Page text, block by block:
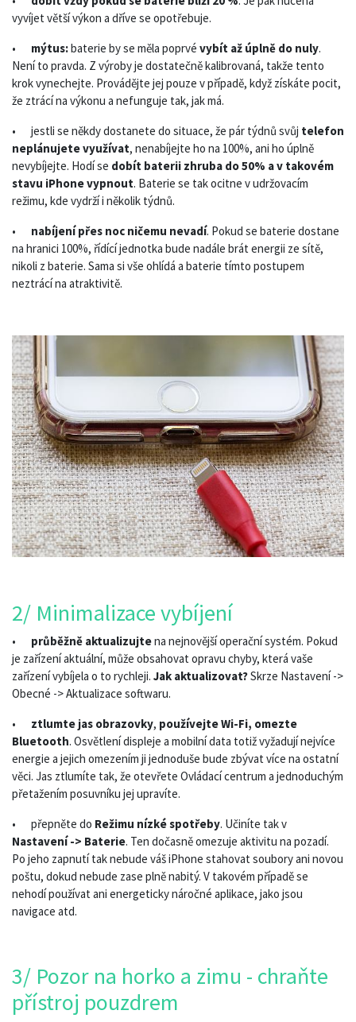
vyvíjet větší výkon a dříve se opotřebuje.
•
mýtus:baterie by se měla poprvé vybít až úplně do nuly.
Není to pravda. Z výroby je dostatečně kalibrovaná, takže tento
krok vynechejte. Provádějte jej pouze v případě, když získáte pocit,
že ztrácí na výkonu a nefunguje tak, jak má.
•
jestli se někdy dostanete do situace, že pár týdnů svůj telefon
neplánujete využívat, nenabíjejte ho na 100%, ani ho úplně
nevybíjejte. Hodí se dobít baterii zhruba do 50% a v takovém
stavu iPhone vypnout. Baterie se tak ocitne v udržovacím
režimu, kde vydrží i několik týdnů.
•
nabíjení přes noc ničemu nevadí. Pokud se baterie dostane
na hranici 100%, řídící jednotka bude nadále brát energii ze sítě,
nikoli z baterie. Sama si vše ohlídá a baterie tímto postupem
neztrácí na atraktivitě.
2/ Minimalizace vybíjení
• průběžně aktualizujtena nejnovější operační systém. Pokud
je zařízení aktuální, může obsahovat opravu chyby, která vaše
zařízení vybíjela o to rychleji. Jak aktualizovat?Skrze Nastavení ->
Obecné -> Aktualizace softwaru.
•
ztlumte jas obrazovky, používejte Wi-Fi, omezte
Bluetooth. Osvětlení displeje a mobilní data totiž vyžadují nejvíce
energie a jejich omezením ji jednoduše bude zbývat více na ostatní
věci. Jas ztlumíte tak, že otevřete Ovládací centrum a jednoduchým
přetažením posuvníku jej upravíte.
•
přepněte do Režimu nízké spotřeby. Učiníte tak v
Nastavení -> Baterie. Ten dočasně omezuje aktivitu na pozadí.
Po jeho zapnutí tak nebude váš iPhone stahovat soubory ani novou
poštu, dokud nebude zase plně nabitý. V takovém případě se
nehodí používat ani energeticky náročné aplikace, jako jsou
navigace atd.
3/ Pozor na horko a zimu - chraňte
přístroj pouzdrem